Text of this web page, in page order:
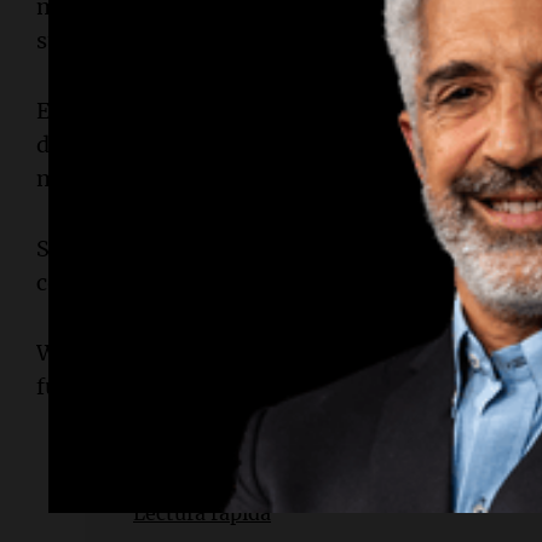
momento que estaba "evolucionando" para
su retiro.
En el partido, Williams mostró destellos de su
devoluciones potentes. "¡Bienvenida de
mientras que otro exclamó: "¡Serena, te
Sin embargo, Olmos y Routliffe rompieron el
colocarse 3-2 en el segundo set, y Routliffe
Williams ha acumulado 14 títulos de Grand
fueron en Wimbledon, todos junto a su hermana
Lectura rápida